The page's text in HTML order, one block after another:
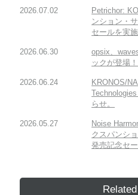
2026.07.02
Petrichor:
ンション・
セールを実施
2026.06.30
opsix、
ックが登場
2026.06.24
KRONOS/
らせ。
2026.05.27
Noise
クスパンシ
発売記念セ